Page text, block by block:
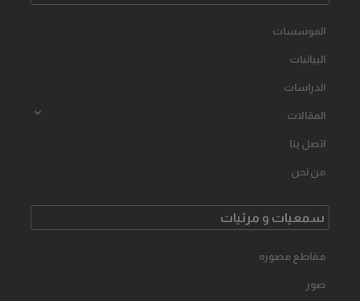
الموسسات
البیانیات
الدراسات
المقالات
اتصل بنا
من نحن
سمعیات و مرئیات
مقاطع مصوره
صور